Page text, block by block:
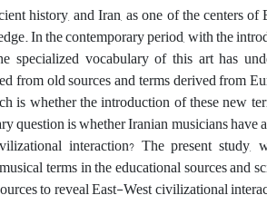
history, and Iran, as one of the centers of
In the contemporary period, with the
specialized vocabulary of this art has
from old sources and terms derived from
is whether the introduction of these new
question is whether Iranian musicians have
interaction? The present study,
terms in the educational sources and
to reveal East-West civilizational